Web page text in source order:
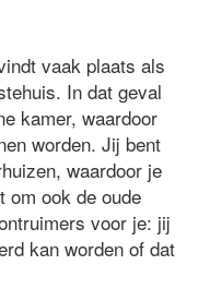
vaak plaats als
In dat geval
kamer, waardoor
worden. Jij bent
waardoor je
om ook de oude
voor je: jij
kan worden of dat